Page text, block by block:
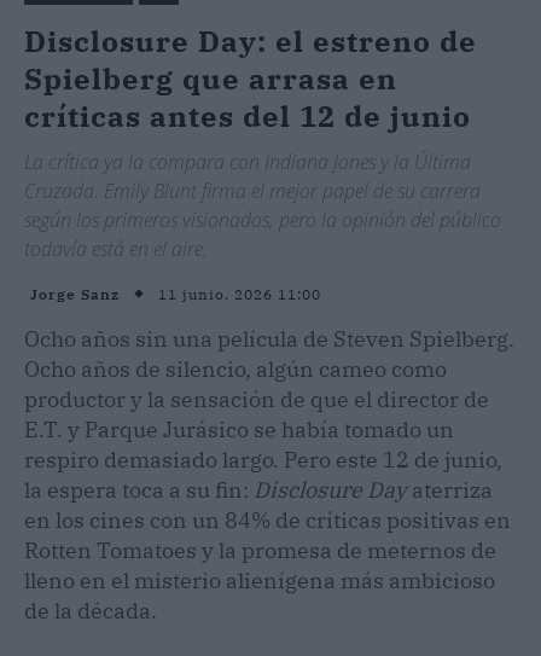
Disclosure Day: el estreno de
Spielberg que arrasa en
críticas antes del 12 de junio
La crítica ya la compara con Indiana Jones y la Última
Cruzada. Emily Blunt firma el mejor papel de su carrera
según los primeros visionados, pero la opinión del público
todavía está en el aire.
Jorge Sanz 11 junio, 2026 11:00
Ocho años sin una película de Steven Spielberg.
Ocho años de silencio, algún cameo como
productor y la sensación de que el director de
E.T. y Parque Jurásico se había tomado un
respiro demasiado largo. Pero este 12 de junio,
la espera toca a su fin: Disclosure Dayaterriza
en los cines con un 84% de críticas positivas en
Rotten Tomatoes y la promesa de meternos de
lleno en el misterio alienígena más ambicioso
de la década.